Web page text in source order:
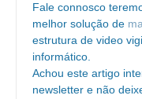
Fale connosco
melhor solução de
estrutura de video
informático.
Achou este artigo
newsletter e não